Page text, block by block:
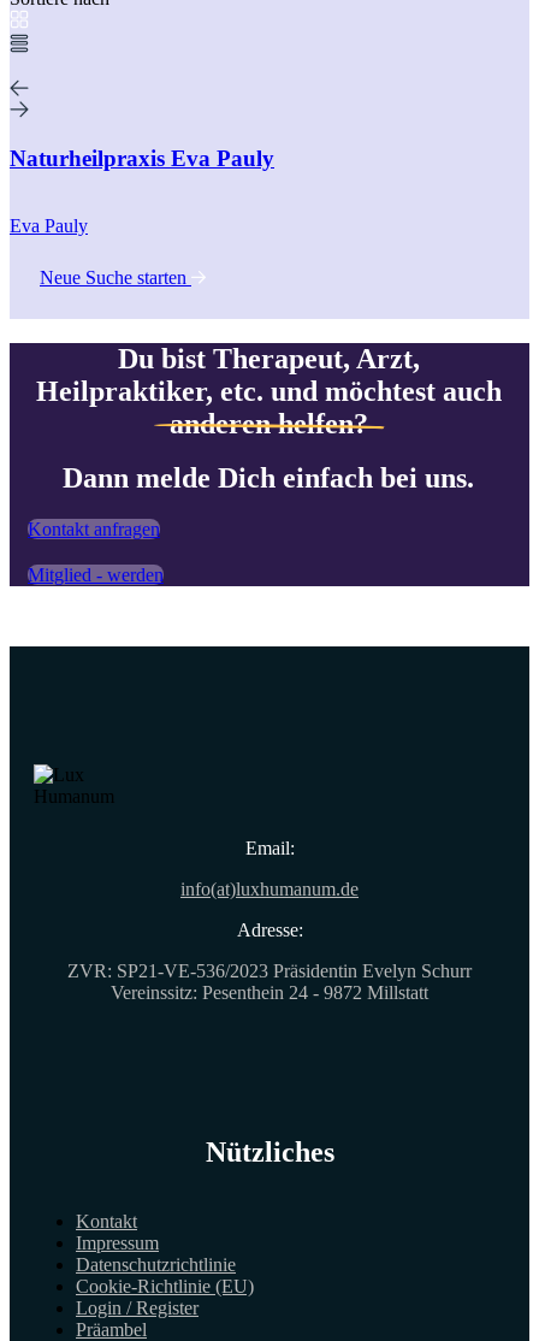
Naturheilpraxis Eva Pauly
Eva Pauly
Neue Suche starten
Du bist Therapeut, Arzt,
Heilpraktiker, etc. und möchtest auch
anderen helfen?
Dann melde Dich einfach bei uns.
Kontakt anfragen
Mitglied - werden
Email:
info(at)luxhumanum.de
Adresse:
ZVR: SP21-VE-536/2023 Präsidentin Evelyn Schurr
Vereinssitz: Pesenthein 24 - 9872 Millstatt
Nützliches
Kontakt
Impressum
Datenschutzrichtlinie
Cookie-Richtlinie (EU)
Login / Register
Präambel